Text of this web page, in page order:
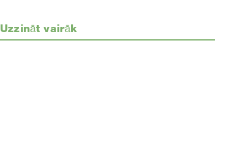
Uzzināt vairāk